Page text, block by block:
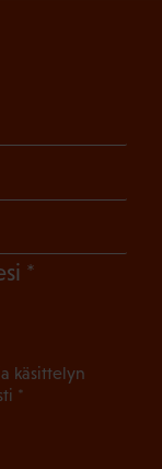
(Pakollinen)
käsittelyn
*